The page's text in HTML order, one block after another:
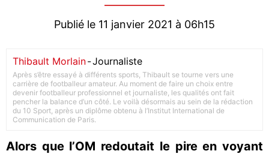
Publié le 11 janvier 2021 à 06h15
Thibault Morlain-Journaliste
Après s’être essayé à différents sports, Thibault se tourne vers une
carrière de footballeur amateur. Au moment de faire un choix entre
devenir footballeur professionnel et journaliste, les qualités ont fait
pencher la balance d’un côté. Le voilà désormais au sein de la rédaction
du 10 Sport, après un diplôme obtenu à l’Institut International de
Communication de Paris.
Alors que l’OM redoutait le pire en voyant